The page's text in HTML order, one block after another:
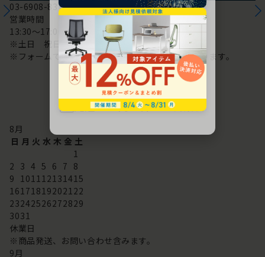
03-6908-8370
営業時間
13:30～17:00
※土日 祝日は休み
※フォームでのお問い合わせは24時間対応しております。
配送・お問い合わせ営業日
8月
日 月 火 水 木 金 土
1
2 3 4 5 6 7 8
9 101112131415
16171819202122
23242526272829
3031
休業日
※商品発送、お問い合わせ含みます。
9月